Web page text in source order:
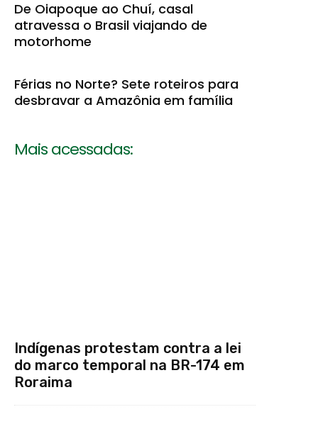
De Oiapoque ao Chuí, casal
atravessa o Brasil viajando de
motorhome
Férias no Norte? Sete roteiros para
desbravar a Amazônia em família
Mais acessadas:
Indígenas protestam contra a lei
do marco temporal na BR-174 em
Roraima